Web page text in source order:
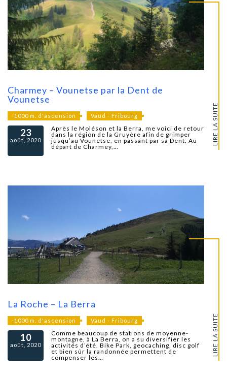
Charmey – Vounetse par la Dent de
Vounetse
-1000 m. d'ascension Vaud - Fribourg
23
août, 2020
Après le Moléson et la Berra, me voici de retour
dans la région de la Gruyère afin de grimper
jusqu’au Vounetse, en passant par sa Dent. Au
départ de Charmey,…
LIRE LA SUITE
La Roche – La Berra
-1000 m. d'ascension Vaud - Fribourg
10
août, 2020
Comme beaucoup de stations de moyenne-
montagne, à La Berra, on a su diversifier les
activités d’été. Bike Park, geocaching, disc golf
et bien sûr la randonnée permettent de
compenser les…
LIRE LA SUITE